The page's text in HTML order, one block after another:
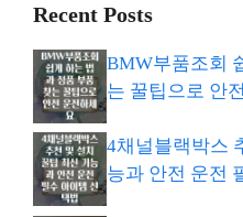
Recent Posts
BMW부품조회
는 꿀팁으로 안
4채널블랙박스
능과 안전 운전